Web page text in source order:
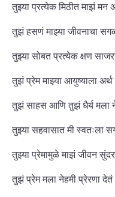
तुझ्या प्रत्येक मिठीत माझं मन
तुझं हसणं माझ्या जीवनाचा
तुझ्या सोबत प्रत्येक क्षण
तुझं प्रेम माझ्या आयुष्याला अर्थ
तुझं साहस आणि तुझं धैर्य मला
तुझ्या सहवासात मी स्वतःला
तुझ्या प्रेमामुळे माझं जीवन
तुझं प्रेम मला नेहमी प्रेरणा